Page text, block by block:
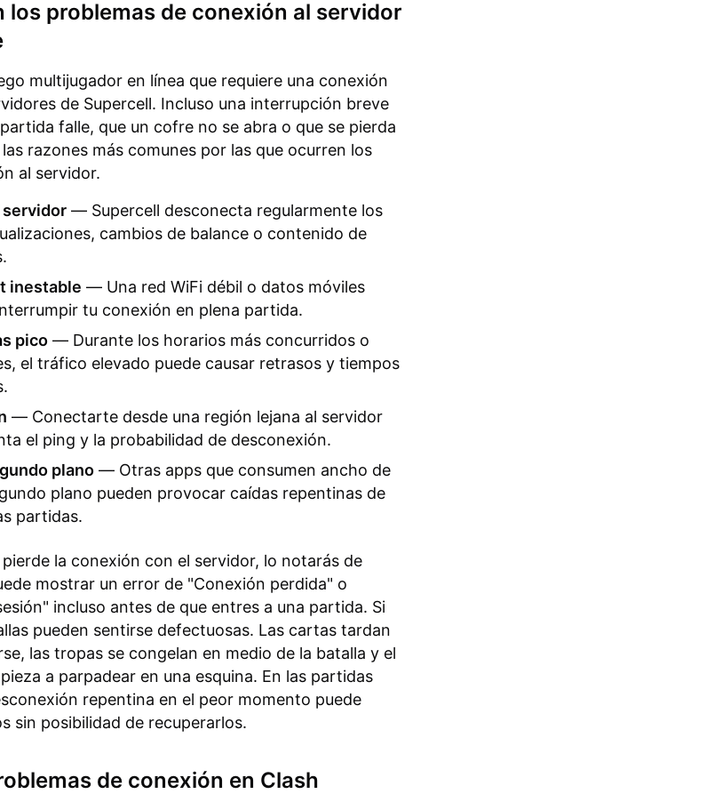
los problemas de conexión al servidor
multijugador en línea que requiere una conexión
de Supercell. Incluso una interrupción breve
falle, que un cofre no se abra o que se pierda
razones más comunes por las que ocurren los
al servidor.
— Supercell desconecta regularmente los
cambios de balance o contenido de
inestable — Una red WiFi débil o datos móviles
tu conexión en plena partida.
pico — Durante los horarios más concurridos o
el tráfico elevado puede causar retrasos y tiempos
— Conectarte desde una región lejana al servidor
el ping y la probabilidad de desconexión.
plano — Otras apps que consumen ancho de
plano pueden provocar caídas repentinas de
partidas.
la conexión con el servidor, lo notarás de
mostrar un error de "Conexión perdida" o
incluso antes de que entres a una partida. Si
pueden sentirse defectuosas. Las cartas tardan
las tropas se congelan en medio de la batalla y el
a parpadear en una esquina. En las partidas
repentina en el peor momento puede
sin posibilidad de recuperarlos.
de conexión en Clash